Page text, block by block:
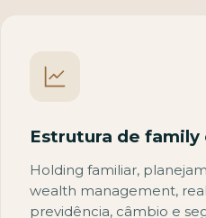
Estrutura de family
Holding familiar,
wealth management,
previdência, câmbio e